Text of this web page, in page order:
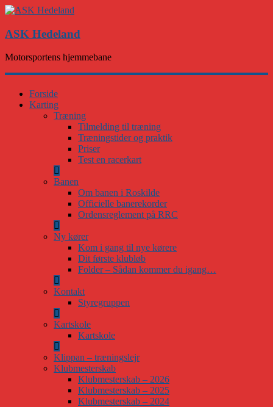
ASK Hedeland
Motorsportens hjemmebane
Forside
Karting
Træning
Tilmelding til træning
Træningstider og praktik
Priser
Test en racerkart
Banen
Om banen i Roskilde
Officielle banerekorder
Ordensreglement på RRC
Ny kører
Kom i gang til nye kørere
Dit første klubløb
Folder – Sådan kommer du igang…
Kontakt
Styregruppen
Kartskole
Kartskole
Klippan – træningslejr
Klubmesterskab
Klubmesterskab – 2026
Klubmesterskab – 2025
Klubmesterskab – 2024